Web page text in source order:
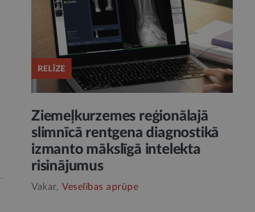
RELĪZE
Ziemeļkurzemes reģionālajā
slimnīcā rentgena diagnostikā
izmanto mākslīgā intelekta
risinājumus
Vakar, Veselības aprūpe